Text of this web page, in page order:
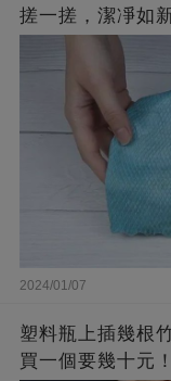
搓一搓，潔凈如
2024/01/07
塑料瓶上插幾根
買一個要幾十元！